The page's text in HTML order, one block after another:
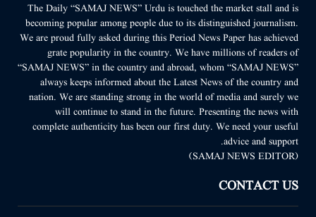
The Daily “SAMAJ NEWS” Urdu is touched the market stall and is
becoming popular among people due to its distinguished journalism.
We are proud fully asked during this Period News Paper has achieved
grate popularity in the country. We have millions of readers of
“SAMAJ NEWS” in the country and abroad, whom “SAMAJ NEWS”
always keeps informed about the Latest News of the country and
nation. We are standing strong in the world of media and surely we
will continue to stand in the future. Presenting the news with
complete authenticity has been our first duty. We need your useful
advice and support.
(SAMAJ NEWS EDITOR)
CONTACT US